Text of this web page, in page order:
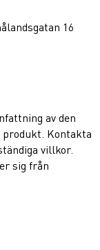
16
av den
produkt. Kontakta
villkor.
sig från